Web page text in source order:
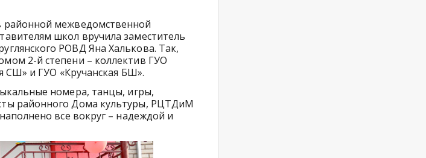
районной межведомственной
школ вручила заместитель
РОВД Яна Халькова. Так,
2-й степени – коллектив ГУО
СШ» и ГУО «Кручанская БШ».
номера, танцы, игры,
районного Дома культуры, РЦТДиМ
все вокруг – надеждой и